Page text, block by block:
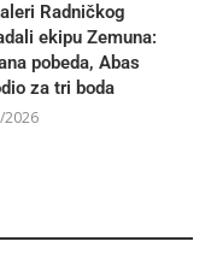
Radničkog
ekipu Zemuna:
pobeda, Abas
za tri boda
2026